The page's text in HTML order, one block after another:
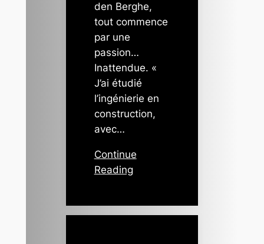
den Berghe,
tout commence
par une
passion…
Inattendue. «
J’ai étudié
l’ingénierie en
construction,
avec…
Continue
Reading